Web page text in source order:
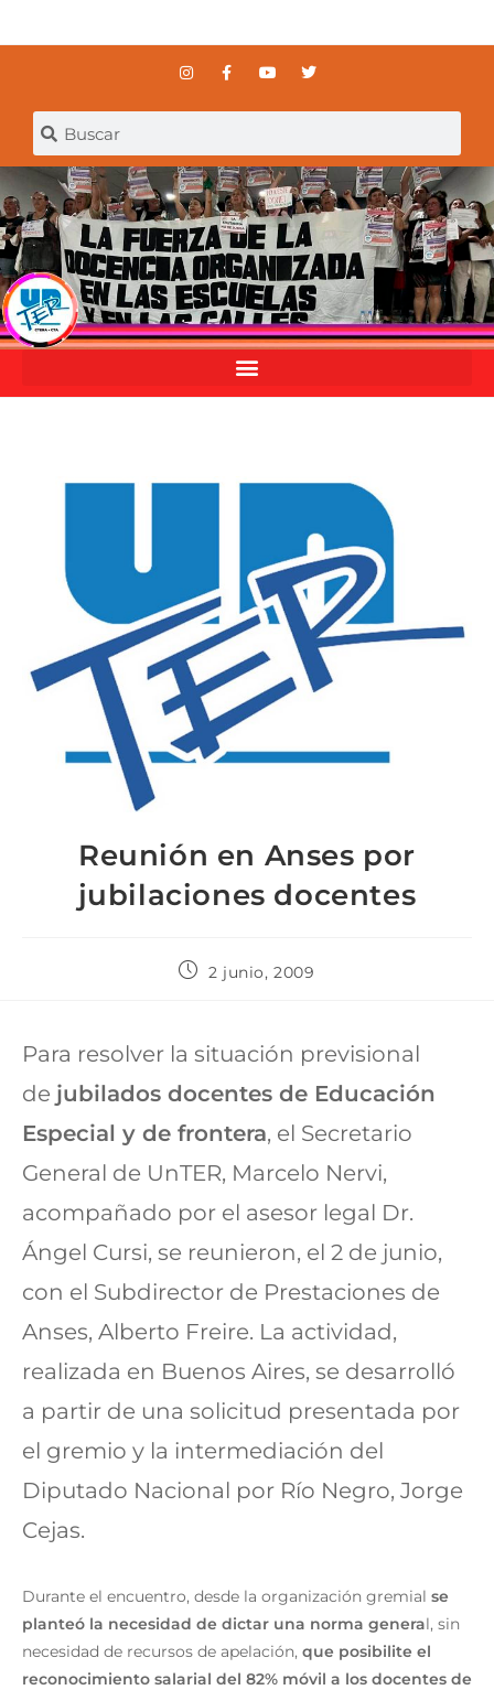
Reunión en Anses por
jubilaciones docentes
2 junio, 2009
Para resolver la situación previsional
de jubilados docentes de Educación
Especial y de frontera, el Secretario
General de UnTER, Marcelo Nervi,
acompañado por el asesor legal Dr.
Ángel Cursi, se reunieron, el 2 de junio,
con el Subdirector de Prestaciones de
Anses, Alberto Freire. La actividad,
realizada en Buenos Aires, se desarrolló
a partir de una solicitud presentada por
el gremio y la intermediación del
Diputado Nacional por Río Negro, Jorge
Cejas.
Durante el encuentro, desde la organización gremial se
planteó la necesidad de dictar una norma general, sin
necesidad de recursos de apelación, que posibilite el
reconocimiento salarial del 82% móvil a los docentes de